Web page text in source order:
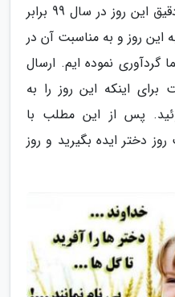
حضرت معصومه است. تاریخ دقیق این روز در سال 99 برابر
این روز و به مناسبت آن در
گردآوری نموده ایم. ارسال
اینکه این روز را به
پس از این مطلب با
دختر ایده بگیرید و روز